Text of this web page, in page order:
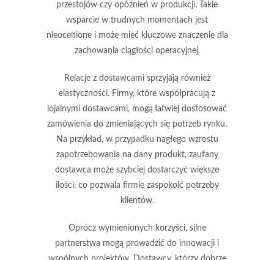
przestojów czy opóźnień w produkcji. Takie
wsparcie w trudnych momentach jest
nieocenione i może mieć kluczowe znaczenie dla
zachowania ciągłości operacyjnej.
Relacje z dostawcami sprzyjają również
elastyczności. Firmy, które współpracują z
lojalnymi dostawcami, mogą łatwiej dostosować
zamówienia do zmieniających się potrzeb rynku.
Na przykład, w przypadku nagłego wzrostu
zapotrzebowania na dany produkt, zaufany
dostawca może szybciej dostarczyć większe
ilości, co pozwala firmie zaspokoić potrzeby
klientów.
Oprócz wymienionych korzyści, silne
partnerstwa mogą prowadzić do innowacji i